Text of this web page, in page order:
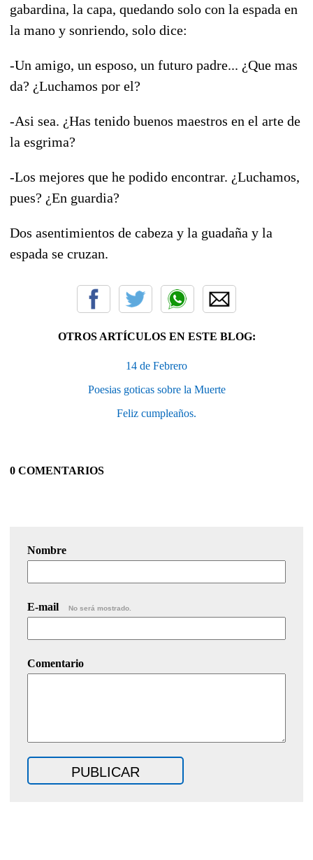
gabardina, la capa, quedando solo con la espada en
la mano y sonriendo, solo dice:
-Un amigo, un esposo, un futuro padre... ¿Que mas
da? ¿Luchamos por el?
-Asi sea. ¿Has tenido buenos maestros en el arte de
la esgrima?
-Los mejores que he podido encontrar. ¿Luchamos,
pues? ¿En guardia?
Dos asentimientos de cabeza y la guadaña y la
espada se cruzan.
OTROS ARTÍCULOS EN ESTE BLOG:
14 de Febrero
Poesias goticas sobre la Muerte
Feliz cumpleaños.
0 COMENTARIOS
Nombre
E-mail No será mostrado.
Comentario